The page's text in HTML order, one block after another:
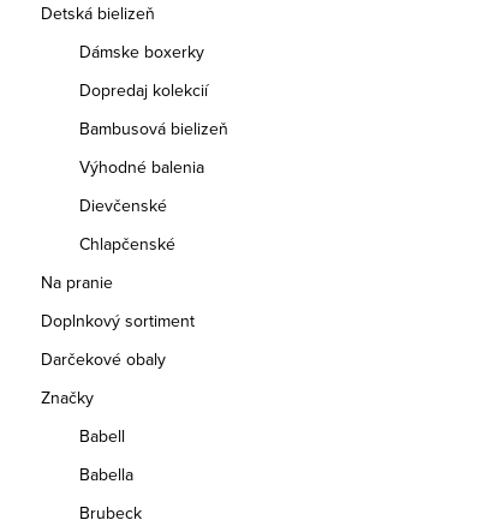
Detská bielizeň
Dámske boxerky
Dopredaj kolekcií
Bambusová bielizeň
Výhodné balenia
Dievčenské
Chlapčenské
Na pranie
Doplnkový sortiment
Darčekové obaly
Značky
Babell
Babella
Brubeck